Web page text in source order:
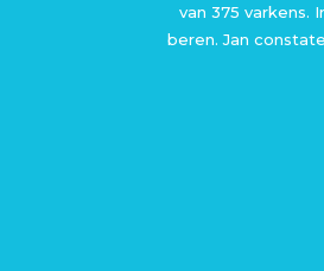
van 375
beren. Jan